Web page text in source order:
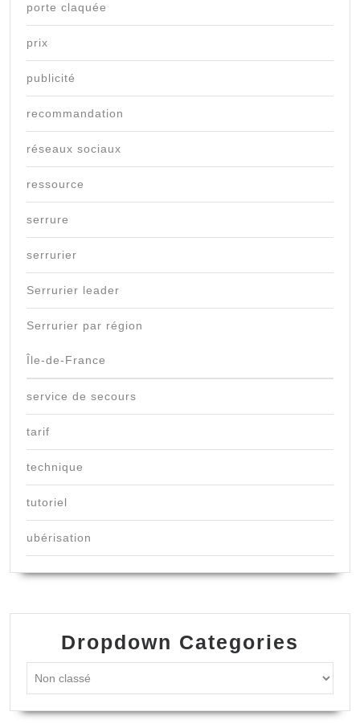
porte claquée
prix
publicité
recommandation
réseaux sociaux
ressource
serrure
serrurier
Serrurier leader
Serrurier par région
Île-de-France
service de secours
tarif
technique
tutoriel
ubérisation
Dropdown Categories